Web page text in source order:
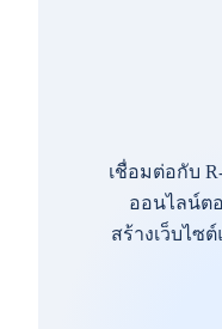
เชื่อมต่อกับ
ออนไลน์ต
สร้างเว็บไซ